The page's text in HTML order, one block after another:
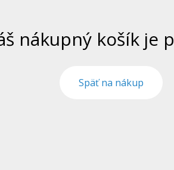
nákupný košík je
Späť na nákup